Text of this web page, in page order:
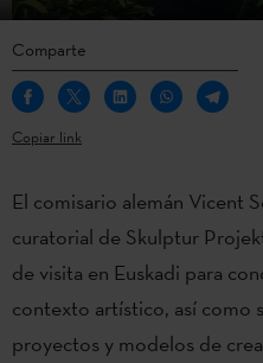
Comparte
Copiar link
El comisario alemán Vicent
curatorial de Skulptur
de visita en Euskadi para
contexto artístico, así como
proyectos y modelos de